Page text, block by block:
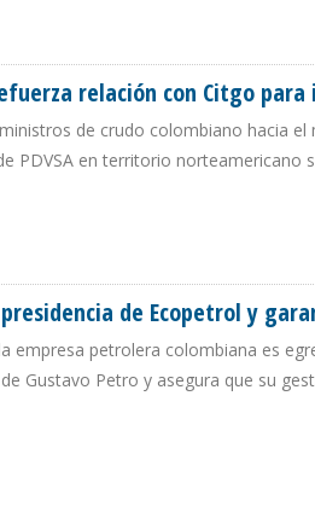
relación con Citgo para
de crudo colombiano hacia
PDVSA en territorio norteamericano
de Ecopetrol y
empresa petrolera colombiana es
Gustavo Petro y asegura que su